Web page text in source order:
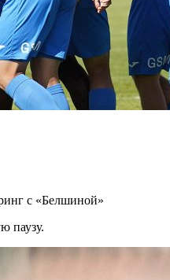
с «Белшиной»
паузу.